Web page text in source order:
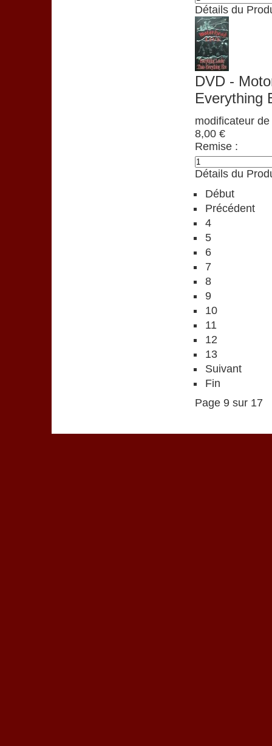
Détails du
DVD -
Everything
modificateur
8,00 €
Remise :
Détails du
Début
Précédent
4
5
6
7
8
9
10
11
12
13
Suivant
Fin
Page 9 sur 17